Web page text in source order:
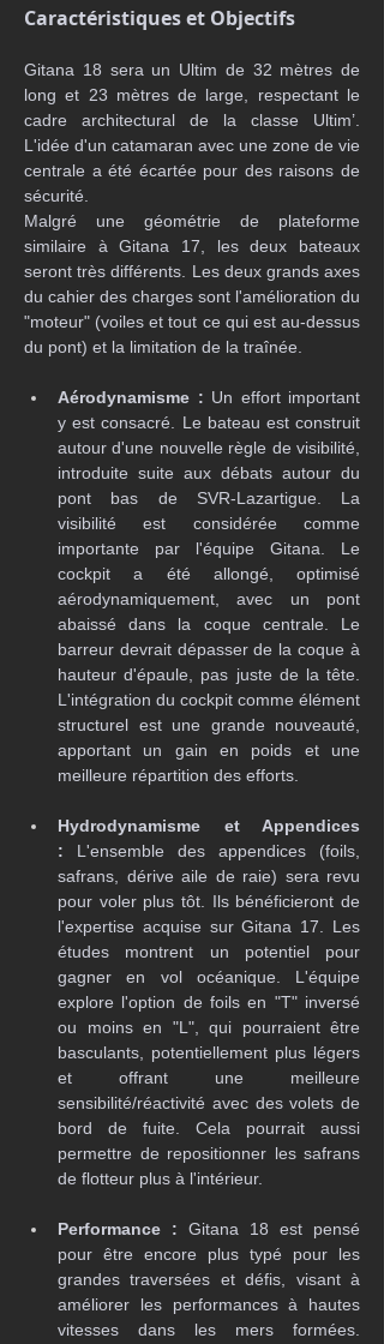
Caractéristiques et Objectifs
Gitana 18 sera un Ultim de 32 mètres de
long et 23 mètres de large, respectant le
cadre architectural de la classe Ultim’.
L'idée d'un catamaran avec une zone de vie
centrale a été écartée pour des raisons de
sécurité.
Malgré une géométrie de plateforme
similaire à Gitana 17, les deux bateaux
seront très différents. Les deux grands axes
du cahier des charges sont l'amélioration du
"moteur" (voiles et tout ce qui est au-dessus
du pont) et la limitation de la traînée.
Aérodynamisme : Un effort important
y est consacré. Le bateau est construit
autour d'une nouvelle règle de visibilité,
introduite suite aux débats autour du
pont bas de SVR-Lazartigue. La
visibilité est considérée comme
importante par l'équipe Gitana. Le
cockpit a été allongé, optimisé
aérodynamiquement, avec un pont
abaissé dans la coque centrale. Le
barreur devrait dépasser de la coque à
hauteur d'épaule, pas juste de la tête.
L'intégration du cockpit comme élément
structurel est une grande nouveauté,
apportant un gain en poids et une
meilleure répartition des efforts.
Hydrodynamisme et Appendices
: L'ensemble des appendices (foils,
safrans, dérive aile de raie) sera revu
pour voler plus tôt. Ils bénéficieront de
l'expertise acquise sur Gitana 17. Les
études montrent un potentiel pour
gagner en vol océanique. L'équipe
explore l'option de foils en "T" inversé
ou moins en "L", qui pourraient être
basculants, potentiellement plus légers
et offrant une meilleure
sensibilité/réactivité avec des volets de
bord de fuite. Cela pourrait aussi
permettre de repositionner les safrans
de flotteur plus à l'intérieur.
Performance : Gitana 18 est pensé
pour être encore plus typé pour les
grandes traversées et défis, visant à
améliorer les performances à hautes
vitesses dans les mers formées.